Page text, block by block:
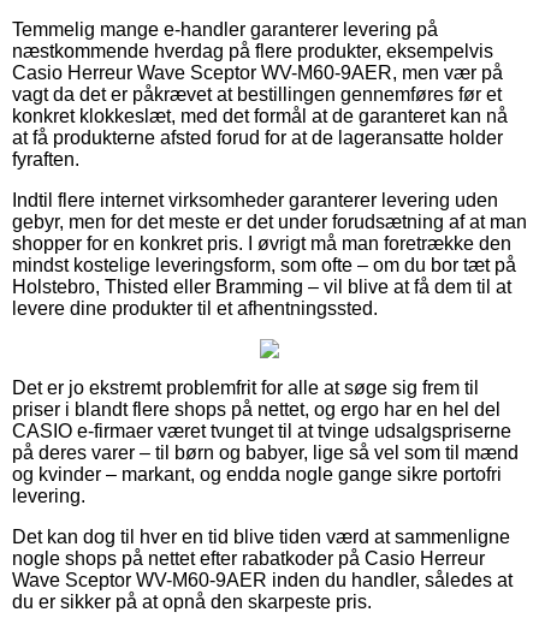
Temmelig mange e-handler garanterer levering på
næstkommende hverdag på flere produkter, eksempelvis
Casio Herreur Wave Sceptor WV-M60-9AER, men vær på
vagt da det er påkrævet at bestillingen gennemføres før et
konkret klokkeslæt, med det formål at de garanteret kan nå
at få produkterne afsted forud for at de lageransatte holder
fyraften.
Indtil flere internet virksomheder garanterer levering uden
gebyr, men for det meste er det under forudsætning af at man
shopper for en konkret pris. I øvrigt må man foretrække den
mindst kostelige leveringsform, som ofte – om du bor tæt på
Holstebro, Thisted eller Bramming – vil blive at få dem til at
levere dine produkter til et afhentningssted.
Det er jo ekstremt problemfrit for alle at søge sig frem til
priser i blandt flere shops på nettet, og ergo har en hel del
CASIO e-firmaer været tvunget til at tvinge udsalgspriserne
på deres varer – til børn og babyer, lige så vel som til mænd
og kvinder – markant, og endda nogle gange sikre portofri
levering.
Det kan dog til hver en tid blive tiden værd at sammenligne
nogle shops på nettet efter rabatkoder på Casio Herreur
Wave Sceptor WV-M60-9AER inden du handler, således at
du er sikker på at opnå den skarpeste pris.